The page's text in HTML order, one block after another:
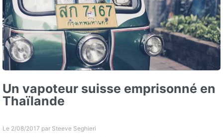
Un vapoteur suisse emprisonné en
Thaïlande
Le 2/08/2017 par Steeve Seghieri